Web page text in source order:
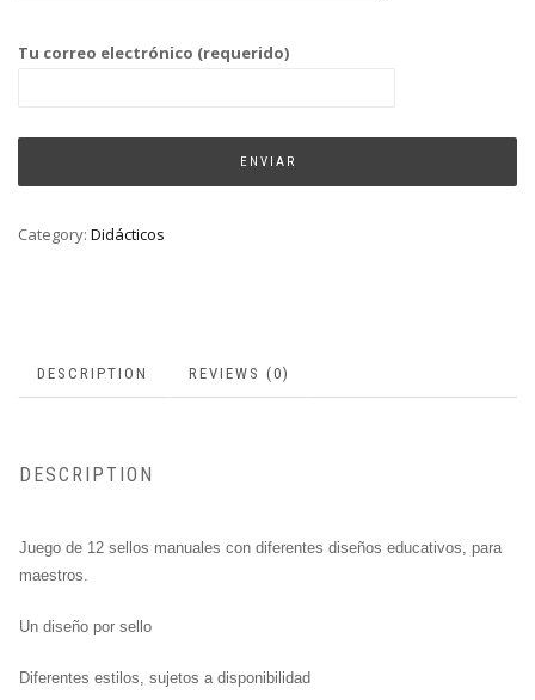
Tu correo electrónico (requerido)
Category: Didácticos
DESCRIPTION REVIEWS (0)
DESCRIPTION
Juego de 12 sellos manuales con diferentes diseños educativos, para
maestros.
Un diseño por sello
Diferentes estilos, sujetos a disponibilidad